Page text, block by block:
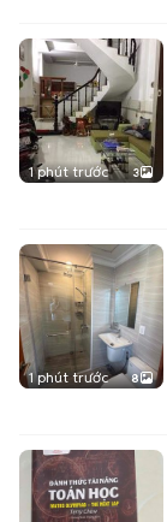
1 phút trước 3
1 phút trước 8